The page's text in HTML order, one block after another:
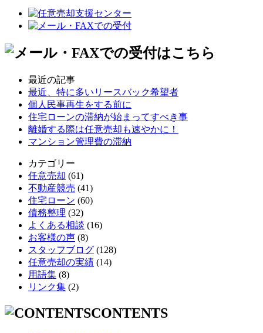
最近の記事
最近、特に多いリースバック希望者
個人民事再生をする前に
住宅ローンの滞納が始まってすべき事
離婚する際は任意売却も速やかに！
マンション管理費の滞納
カテゴリー
任意売却 (61)
不動産競売 (41)
住宅ローン (60)
債務整理 (32)
よくある相談 (16)
お客様の声 (8)
スタッフブログ (128)
任意売却の実績 (14)
用語集 (8)
リンク集 (2)
CONTENTS